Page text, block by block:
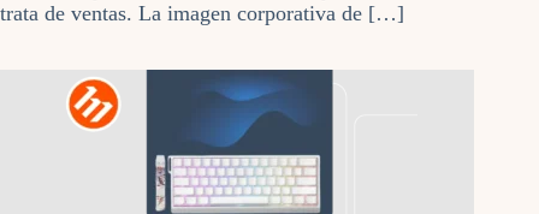
trata de ventas. La imagen corporativa de […]